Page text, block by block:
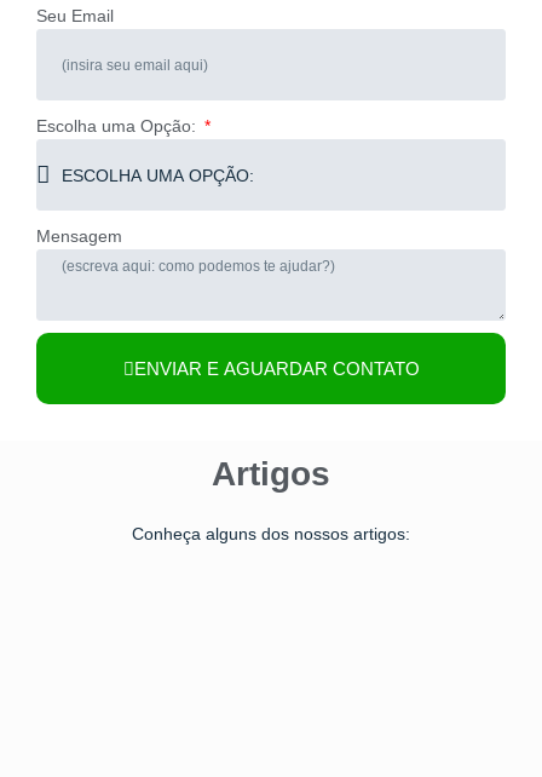
Seu Email
Escolha uma Opção:
Mensagem
ENVIAR E AGUARDAR CONTATO
Artigos
Conheça alguns dos nossos artigos: